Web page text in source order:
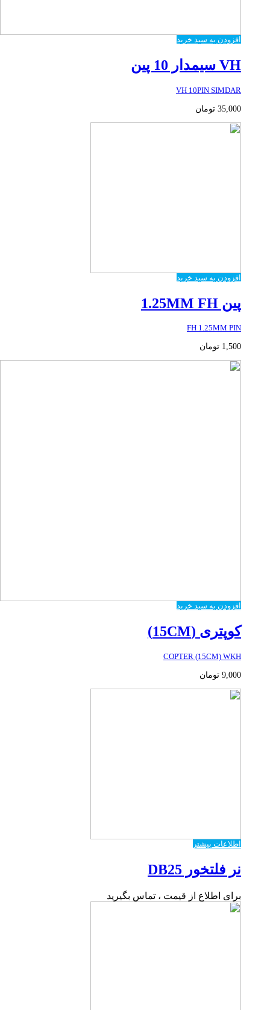
افزودن به سبد خرید
VH سیمدار 10 پین
VH 10PIN SIMDAR
35,000 تومان
افزودن به سبد خرید
پین 1.25MM FH
FH 1.25MM PIN
1,500 تومان
افزودن به سبد خرید
کوپتری (15CM)
COPTER (15CM) WKH
9,000 تومان
اطلاعات بیشتر
نر فلتخور DB25
برای اطلاع از قیمت ، تماس بگیرید